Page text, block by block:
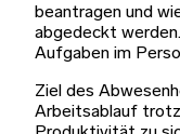
beantragen und
abgedeckt
Aufgaben im
Ziel des
Arbeitsablauf